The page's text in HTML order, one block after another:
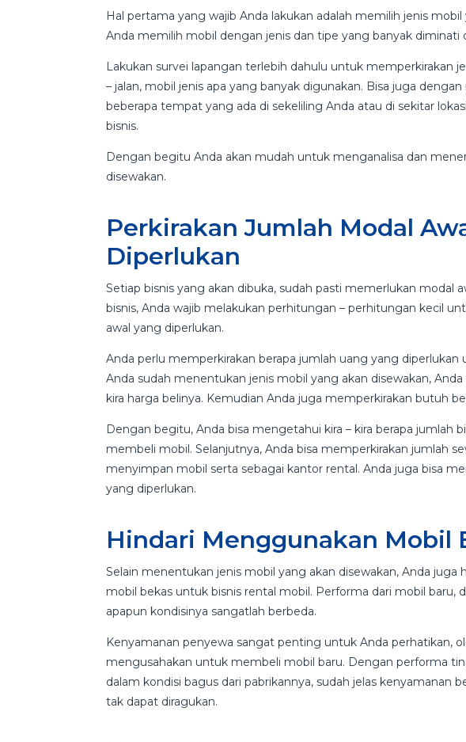
Hal pertama yang wajib Anda lakukan adalah memilih jenis
Anda memilih mobil dengan jenis dan tipe yang banyak diminati
Lakukan survei lapangan terlebih dahulu untuk memperkirakan
– jalan, mobil jenis apa yang banyak digunakan. Bisa juga
beberapa tempat yang ada di sekeliling Anda atau di sekitar
bisnis.
Dengan begitu Anda akan mudah untuk menganalisa dan
disewakan.
Perkirakan Jumlah Modal
Diperlukan
Setiap bisnis yang akan dibuka, sudah pasti memerlukan modal
bisnis, Anda wajib melakukan perhitungan – perhitungan kecil
awal yang diperlukan.
Anda perlu memperkirakan berapa jumlah uang yang
Anda sudah menentukan jenis mobil yang akan disewakan,
kira harga belinya. Kemudian Anda juga memperkirakan butuh
Dengan begitu, Anda bisa mengetahui kira – kira berapa jumlah
membeli mobil. Selanjutnya, Anda bisa memperkirakan jumlah
menyimpan mobil serta sebagai kantor rental. Anda juga bisa
yang diperlukan.
Hindari Menggunakan Mobil
Selain menentukan jenis mobil yang akan disewakan, Anda juga
mobil bekas untuk bisnis rental mobil. Performa dari mobil baru,
apapun kondisinya sangatlah berbeda.
Kenyamanan penyewa sangat penting untuk Anda perhatikan,
mengusahakan untuk membeli mobil baru. Dengan performa
dalam kondisi bagus dari pabrikannya, sudah jelas kenyamanan
tak dapat diragukan.